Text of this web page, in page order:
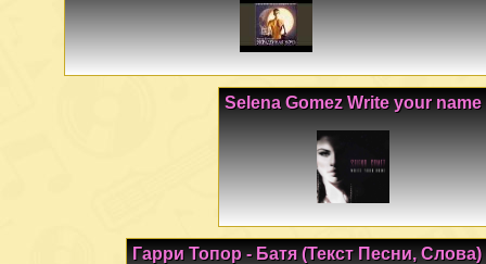
Selena Gomez Write your name
Гарри Топор - Батя (Текст Песни, Слова)